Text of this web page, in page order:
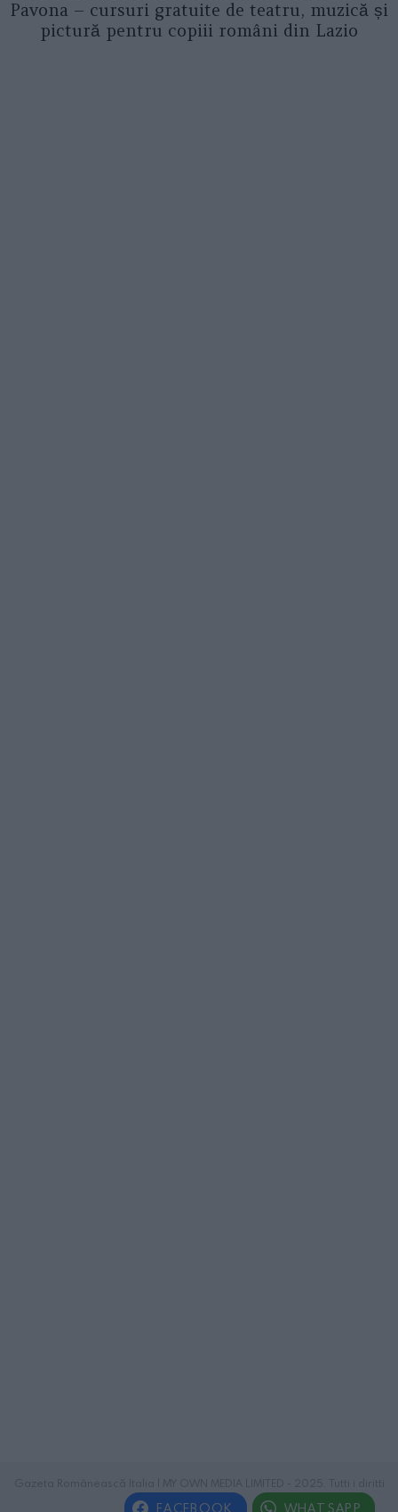
Pavona – cursuri gratuite de teatru, muzică și
pictură pentru copiii români din Lazio
riservati.
FACEBOOK WHATSAPP